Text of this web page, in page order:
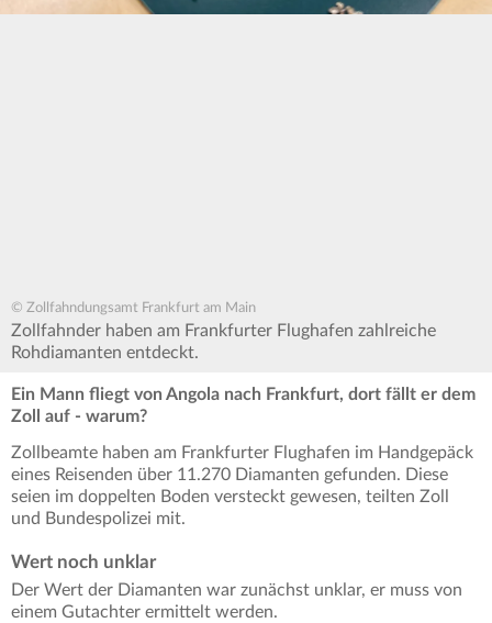
© Zollfahndungsamt Frankfurt am Main
Zollfahnder haben am Frankfurter Flughafen zahlreiche
Rohdiamanten entdeckt.
Ein Mann fliegt von Angola nach Frankfurt, dort fällt er dem
Zoll auf - warum?
Zollbeamte haben am Frankfurter Flughafen im Handgepäck
eines Reisenden über 11.270 Diamanten gefunden. Diese
seien im doppelten Boden versteckt gewesen, teilten Zoll
und Bundespolizei mit.
Wert noch unklar
Der Wert der Diamanten war zunächst unklar, er muss von
einem Gutachter ermittelt werden.